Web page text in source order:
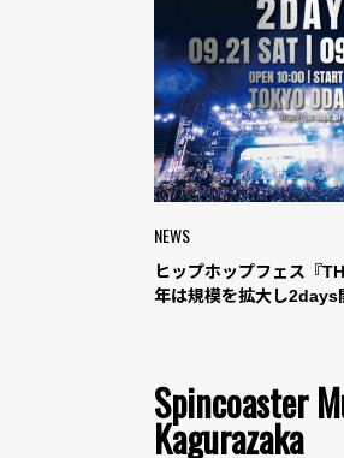
NEWS
ヒップホップフェス『
年は規模を拡大し2days
Spincoaster
Kagurazaka